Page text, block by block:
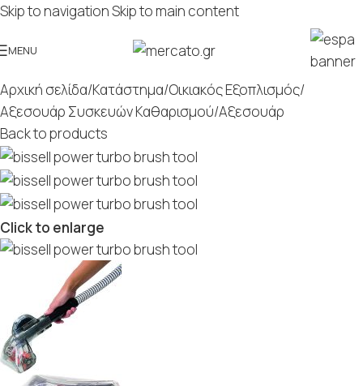
Skip to navigationSkip to main content
MENU
Αρχική σελίδα/Κατάστημα/Οικιακός Εξοπλισμός/
Αξεσουάρ Συσκευών Καθαρισμού/Αξεσουάρ
Back to products
Click to enlarge